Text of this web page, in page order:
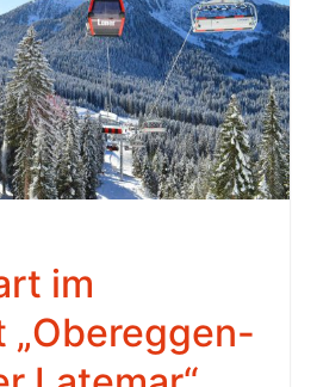
im
„Obereggen-